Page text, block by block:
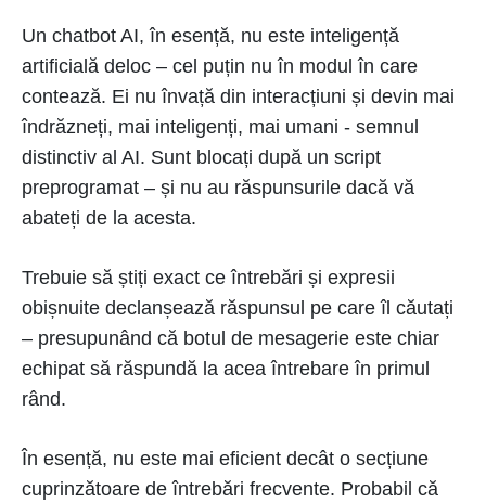
Un chatbot AI, în esență, nu este inteligență
artificială deloc – cel puțin nu în modul în care
contează. Ei nu învață din interacțiuni și devin mai
îndrăzneți, mai inteligenți, mai umani - semnul
distinctiv al AI. Sunt blocați după un script
preprogramat – și nu au răspunsurile dacă vă
abateți de la acesta.
Trebuie să știți exact ce întrebări și expresii
obișnuite declanșează răspunsul pe care îl căutați
– presupunând că botul de mesagerie este chiar
echipat să răspundă la acea întrebare în primul
rând.
În esență, nu este mai eficient decât o secțiune
cuprinzătoare de întrebări frecvente. Probabil că